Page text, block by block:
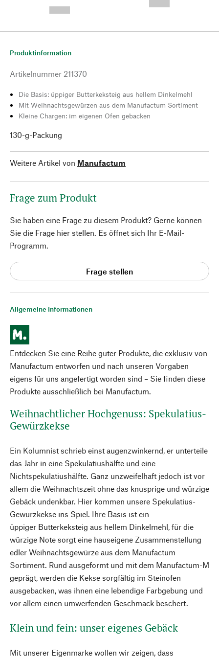
Allgemeine Informationen
Entdecken Sie eine Reihe guter Produkte, die exklusiv von
Manufactum entworfen und nach unseren Vorgaben
eigens für uns angefertigt worden sind – Sie finden diese
Produkte ausschließlich bei Manufactum.
Weihnachtlicher Hochgenuss: Spekulatius-
Gewürzkekse
Ein Kolumnist schrieb einst augenzwinkernd, er unterteile
das Jahr in eine Spekulatiushälfte und eine
Nichtspekulatiushälfte. Ganz unzweifelhaft jedoch ist vor
allem die Weihnachtszeit ohne das knusprige und würzige
Gebäck undenkbar. Hier kommen unsere Spekulatius-
Gewürzkekse ins Spiel. Ihre Basis ist ein
üppiger Butterkeksteig aus hellem Dinkelmehl, für die
würzige Note sorgt eine hauseigene Zusammenstellung
edler Weihnachtsgewürze aus dem Manufactum
Sortiment. Rund ausgeformt und mit dem Manufactum-M
geprägt, werden die Kekse sorgfältig im Steinofen
ausgebacken, was ihnen eine lebendige Farbgebung und
vor allem einen umwerfenden Geschmack beschert.
Klein und fein: unser eigenes Gebäck
Mit unserer Eigenmarke wollen wir zeigen, dass
Produktinformation
Artikelnummer 211370
Die Basis: üppiger Butterkeksteig aus hellem Dinkelmehl
Mit Weihnachtsgewürzen aus dem Manufactum Sortiment
Kleine Chargen: im eigenen Ofen gebacken
130-g-Packung
Weitere Artikel von Manufactum
Frage zum Produkt
Sie haben eine Frage zu diesem Produkt? Gerne können
Sie die Frage hier stellen. Es öffnet sich Ihr E-Mail-
Programm.
Frage stellen